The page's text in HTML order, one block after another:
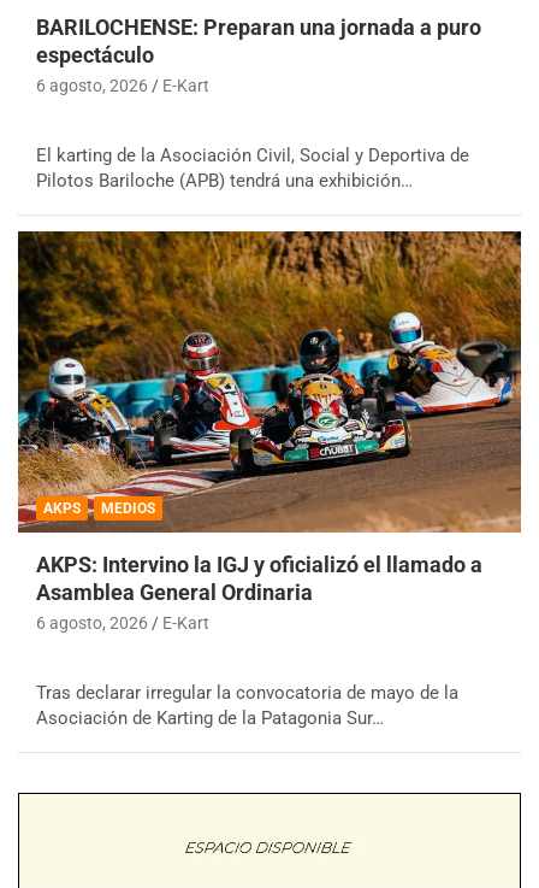
BARILOCHENSE: Preparan una jornada a puro
espectáculo
6 agosto, 2026 E-Kart
El karting de la Asociación Civil, Social y Deportiva de
Pilotos Bariloche (APB) tendrá una exhibición…
AKPS MEDIOS
AKPS: Intervino la IGJ y oficializó el llamado a
Asamblea General Ordinaria
6 agosto, 2026 E-Kart
Tras declarar irregular la convocatoria de mayo de la
Asociación de Karting de la Patagonia Sur…